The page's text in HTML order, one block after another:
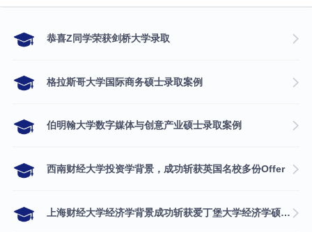
​恭喜Z同学荣获剑桥大学录取
格拉斯哥大学国际商务硕士录取案例
伯明翰大学数字媒体与创意产业硕士录取案例
西南财经大学投资学背景，成功斩获英国名校多份Offer
上海财经大学经济学背景成功斩获爱丁堡大学经济学硕士录取